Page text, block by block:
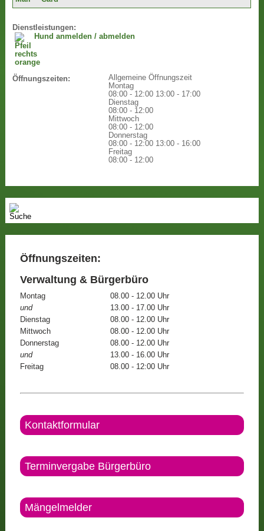
Dienstleistungen:
Hund anmelden / abmelden
Öffnungszeiten:
Allgemeine Öffnungszeit
Montag
08:00 - 12:00 13:00 - 17:00
Dienstag
08:00 - 12:00
Mittwoch
08:00 - 12:00
Donnerstag
08:00 - 12:00 13:00 - 16:00
Freitag
08:00 - 12:00
Öffnungszeiten:
Verwaltung & Bürgerbüro
Montag
08.00 - 12.00 Uhr
und
13.00 - 17.00 Uhr
Dienstag
08.00 - 12.00 Uhr
Mittwoch
08.00 - 12.00 Uhr
Donnerstag
08.00 - 12.00 Uhr
und
13.00 - 16.00 Uhr
Freitag
08.00 - 12:00 Uhr
Kontaktformular
Terminvergabe Bürgerbüro
Mängelmelder